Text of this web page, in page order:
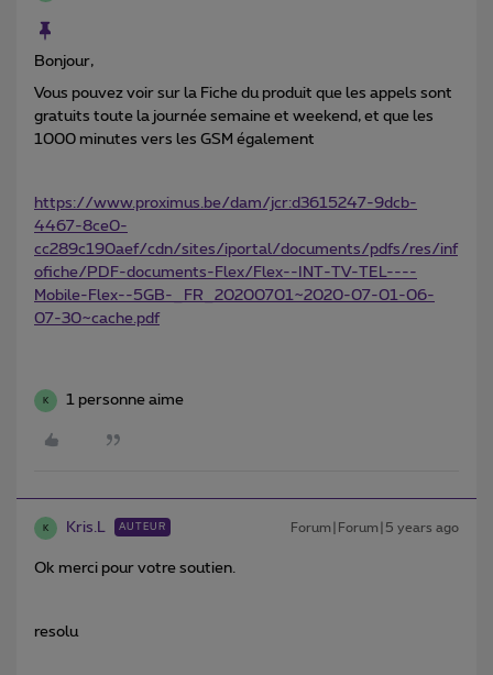
Bonjour,
Vous pouvez voir sur la Fiche du produit que les appels sont
gratuits toute la journée semaine et weekend, et que les
1000 minutes vers les GSM également
https://www.proximus.be/dam/jcr:d3615247-9dcb-
4467-8ce0-
cc289c190aef/cdn/sites/iportal/documents/pdfs/res/inf
ofiche/PDF-documents-Flex/Flex--INT-TV-TEL----
Mobile-Flex--5GB-_FR_20200701~2020-07-01-06-
07-30~cache.pdf
K 1 personne aime
K Kris.L AUTEUR Forum|Forum|5 years ago
Ok merci pour votre soutien.
resolu